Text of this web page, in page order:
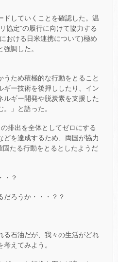
ドしていくことを確認した。温
協定”の履行に向けて協力する
おける日米連携について)極め
調した。
うため積極的な行動をとること
ギー技術を後押ししたり、イン
ルギー開発や脱炭素を支援した
」と語った。
排出を全体としてゼロにする
どを達成するため、両国が協力
たる行動をとるとしたようだ
・？
だろうか・・・？？
る石油だが、我々の生活がどれ
えてみよう。